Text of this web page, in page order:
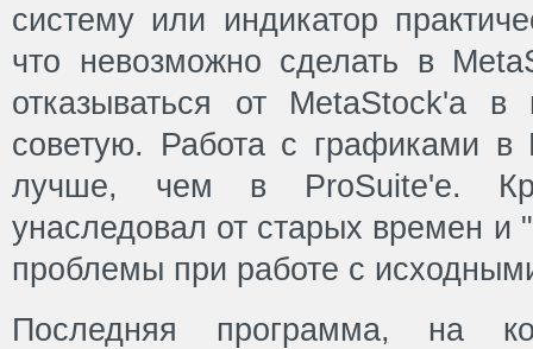
систему или индикатор
что невозможно сделать в
отказываться от MetaStock'а
советую. Работа с графиками в
лучше, чем в ProSuite'е.
унаследовал от старых времен и
проблемы при работе с
Последняя программа, на